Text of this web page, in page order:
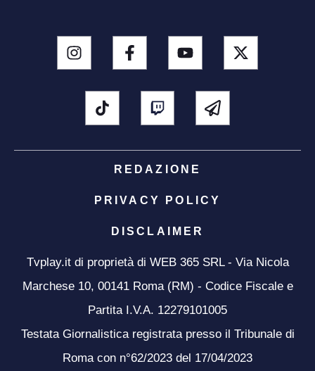
REDAZIONE
PRIVACY POLICY
DISCLAIMER
Tvplay.it di proprietà di WEB 365 SRL - Via Nicola
Marchese 10, 00141 Roma (RM) - Codice Fiscale e
Partita I.V.A. 12279101005
Testata Giornalistica registrata presso il Tribunale di
Roma con n°62/2023 del 17/04/2023